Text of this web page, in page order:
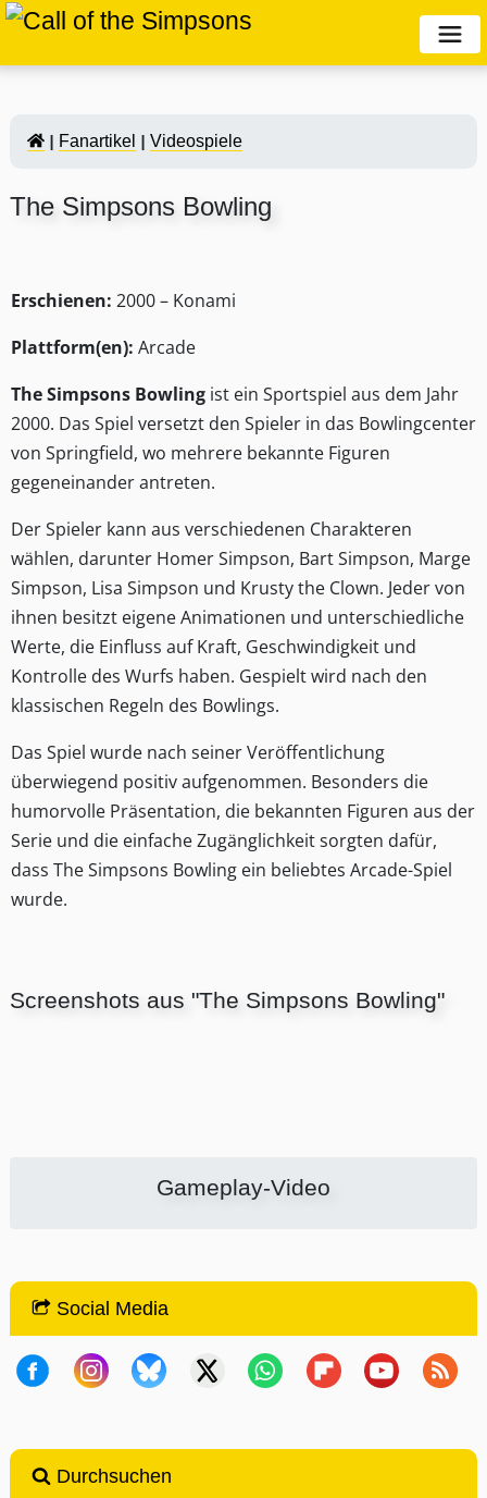
Fanartikel Videospiele
The Simpsons Bowling
Erschienen: 2000 – Konami
Plattform(en): Arcade
The Simpsons Bowling ist ein Sportspiel aus dem Jahr
2000. Das Spiel versetzt den Spieler in das Bowlingcenter
von Springfield, wo mehrere bekannte Figuren
gegeneinander antreten.
Der Spieler kann aus verschiedenen Charakteren
wählen, darunter Homer Simpson, Bart Simpson, Marge
Simpson, Lisa Simpson und Krusty the Clown. Jeder von
ihnen besitzt eigene Animationen und unterschiedliche
Werte, die Einfluss auf Kraft, Geschwindigkeit und
Kontrolle des Wurfs haben. Gespielt wird nach den
klassischen Regeln des Bowlings.
Das Spiel wurde nach seiner Veröffentlichung
überwiegend positiv aufgenommen. Besonders die
humorvolle Präsentation, die bekannten Figuren aus der
Serie und die einfache Zugänglichkeit sorgten dafür,
dass The Simpsons Bowling ein beliebtes Arcade-Spiel
wurde.
Screenshots aus "The Simpsons Bowling"
Gameplay-Video
Social Media
Durchsuchen